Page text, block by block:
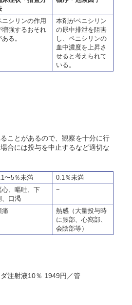
ニシリンの作用
増強するおそれ
る。
本剤がペニシリン
の尿中排泄を阻害
し、ペニシリンの
血中濃度を上昇さ
せると考えられて
いる。
ことがあるので、観察を十分に行
合には投与を中止するなど適切な
〜5％未満
0.1％未満
心、嘔吐、下
、口渇
−
痛
熱感（大量投与時
に腰部、心窩部、
会陰部等）
注射液10％ 1949円／管